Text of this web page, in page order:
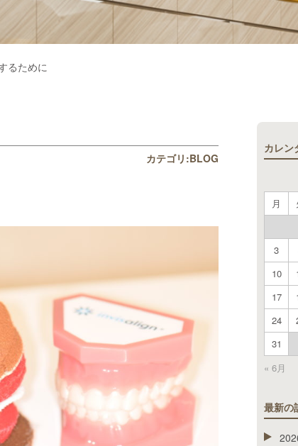
るために
カテゴリ:BLOG
カレン
月
« 6月
3
10
17
24
31
最新の